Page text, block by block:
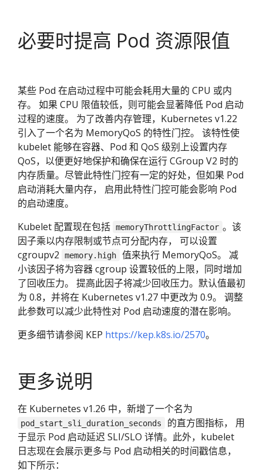
必要时提高 Pod 资源限值
某些 Pod 在启动过程中可能会耗用大量的 CPU 或内
存。 如果 CPU 限值较低，则可能会显著降低 Pod 启动
过程的速度。 为了改善内存管理，Kubernetes v1.22
引入了一个名为 MemoryQoS 的特性门控。 该特性使
kubelet 能够在容器、Pod 和 QoS 级别上设置内存
QoS，以便更好地保护和确保在运行 CGroup V2 时的
内存质量。尽管此特性门控有一定的好处，但如果 Pod
启动消耗大量内存， 启用此特性门控可能会影响 Pod
的启动速度。
Kubelet 配置现在包括 memoryThrottlingFactor 。该
因子乘以内存限制或节点可分配内存， 可以设置
cgroupv2
memory.high
值来执行 MemoryQoS。 减
小该因子将为容器 cgroup 设置较低的上限，同时增加
了回收压力。 提高此因子将减少回收压力。默认值最初
为 0.8，并将在 Kubernetes v1.27 中更改为 0.9。 调整
此参数可以减少此特性对 Pod 启动速度的潜在影响。
更多细节请参阅 KEP https://kep.k8s.io/2570。
更多说明
在 Kubernetes v1.26 中，新增了一个名为
pod_start_sli_duration_seconds
的直方图指标， 用
于显示 Pod 启动延迟 SLI/SLO 详情。此外，kubelet
日志现在会展示更多与 Pod 启动相关的时间戳信息，
如下所示：